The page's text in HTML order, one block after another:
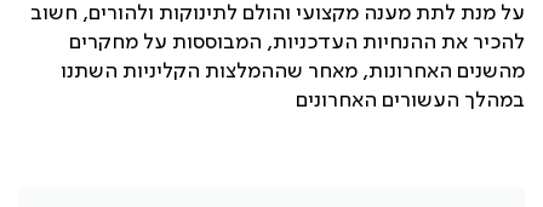
על מנת לתת מענה מקצועי והולם לתינוקות ולהורים, חשוב
להכיר את ההנחיות העדכניות, המבוססות על מחקרים
מהשנים האחרונות, מאחר שההמלצות הקליניות השתנו
במהלך העשורים האחרונים